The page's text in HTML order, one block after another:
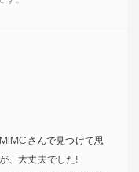
さんで見つけて思
、大丈夫でした!